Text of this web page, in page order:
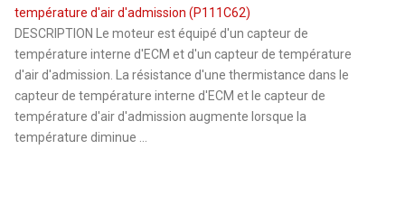
température d'air d'admission (P111C62)
DESCRIPTION Le moteur est équipé d'un capteur de
température interne d'ECM et d'un capteur de température
d'air d'admission. La résistance d'une thermistance dans le
capteur de température interne d'ECM et le capteur de
température d'air d'admission augmente lorsque la
température diminue ...